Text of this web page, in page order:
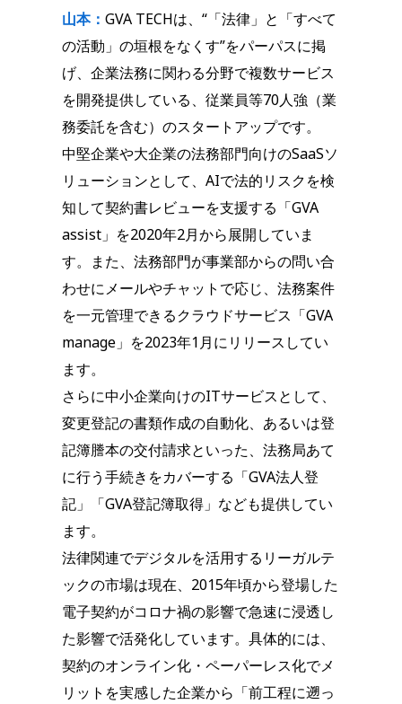
山本： GVA TECHは、“「法律」と「すべて
の活動」の垣根をなくす”をパーパスに掲
げ、企業法務に関わる分野で複数サービス
を開発提供している、従業員等70人強（業
務委託を含む）のスタートアップです。
中堅企業や大企業の法務部門向けのSaaSソ
リューションとして、AIで法的リスクを検
知して契約書レビューを支援する「GVA
assist」を2020年2月から展開していま
す。また、法務部門が事業部からの問い合
わせにメールやチャットで応じ、法務案件
を一元管理できるクラウドサービス「GVA
manage」を2023年1月にリリースしてい
ます。
さらに中小企業向けのITサービスとして、
変更登記の書類作成の自動化、あるいは登
記簿謄本の交付請求といった、法務局あて
に行う手続きをカバーする「GVA法人登
記」「GVA登記簿取得」なども提供してい
ます。
法律関連でデジタルを活用するリーガルテ
ックの市場は現在、2015年頃から登場した
電子契約がコロナ禍の影響で急速に浸透し
た影響で活発化しています。具体的には、
契約のオンライン化・ペーパーレス化でメ
リットを実感した企業から「前工程に遡っ